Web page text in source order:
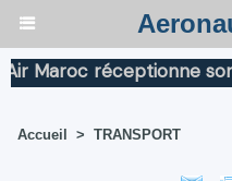
réceptionne son
Accueil > TRANSPORT